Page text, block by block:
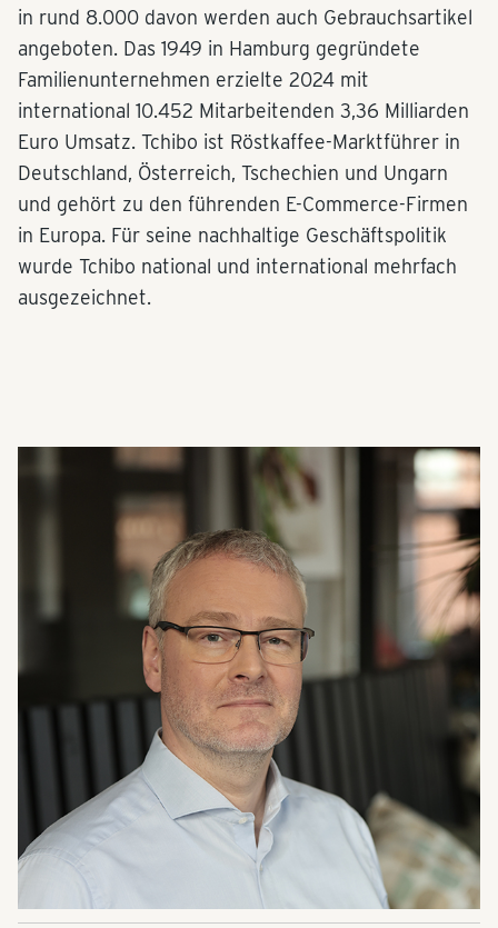
in rund 8.000 davon werden auch Gebrauchsartikel
angeboten. Das 1949 in Hamburg gegründete
Familienunternehmen erzielte 2024 mit
international 10.452 Mitarbeitenden 3,36 Milliarden
Euro Umsatz. Tchibo ist Röstkaffee-Marktführer in
Deutschland, Österreich, Tschechien und Ungarn
und gehört zu den führenden E-Commerce-Firmen
in Europa. Für seine nachhaltige Geschäftspolitik
wurde Tchibo national und international mehrfach
ausgezeichnet.